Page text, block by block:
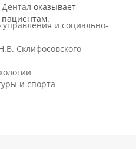
Дентал оказывает
управления и социально-
Склифосовского
и спорта